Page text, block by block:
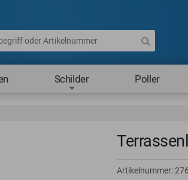
Schilder Poller
Artikelnummer: